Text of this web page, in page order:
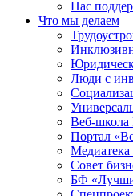
Нас
Что мы делаем
Люди с
Веб-
Портал
Совет
БФ